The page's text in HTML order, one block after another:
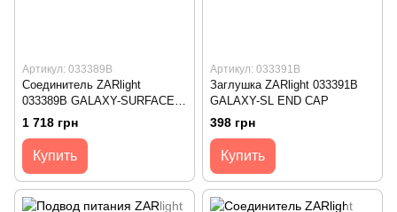
Артикул: 033389B
Соединитель ZARlight
033389B GALAXY-SURFACE
L-CW
1 718 грн
Купить
Артикул: 033391B
Заглушка ZARlight 033391B
GALAXY-SL END CAP
398 грн
Купить